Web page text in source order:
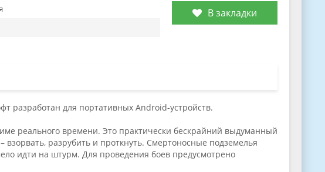
В закладки
разработан для портативных Android-устройств.
реального времени. Это практически бескрайний выдуманный
разрубить и проткнуть. Смертоносные подземелья
идти на штурм. Для проведения боев предусмотрено